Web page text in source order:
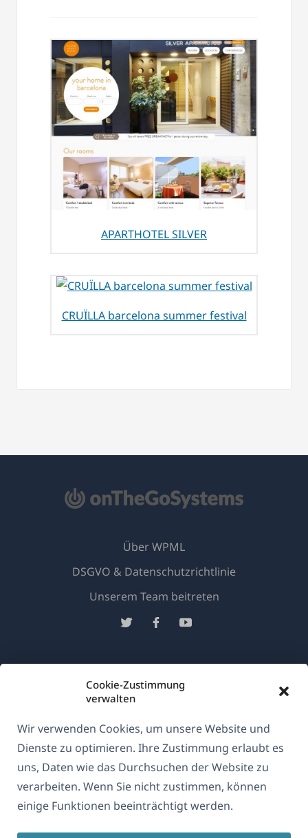
Cookie-Zustimmung
verwalten
Wir verwenden Cookies, um unsere Website und
Dienste zu optimieren. Ihre Zustimmung erlaubt es
uns, Daten wie das Durchsuchen der Website zu
verarbeiten. Wenn Sie nicht zustimmen, können
einige Funktionen beeinträchtigt werden.
APARTHOTEL SILVER
CRUÏLLA barcelona summer festival
in
einem
neuen
Fenster)
Über WPML
DSGVO & Datenschutzrichtlinie
Unserem Team beitreten(öffnet
(öffnet
Fenster)
(öffnet
Fenster)
(öffnet